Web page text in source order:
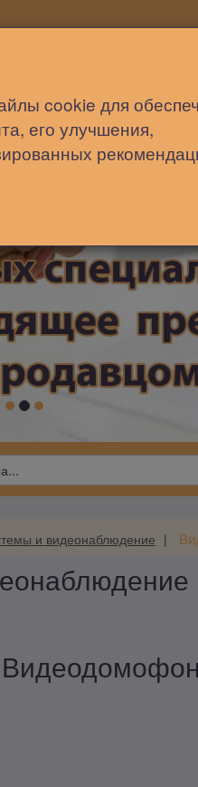
Помощь
и видеонаблюдение
cookie для
его улучшения,